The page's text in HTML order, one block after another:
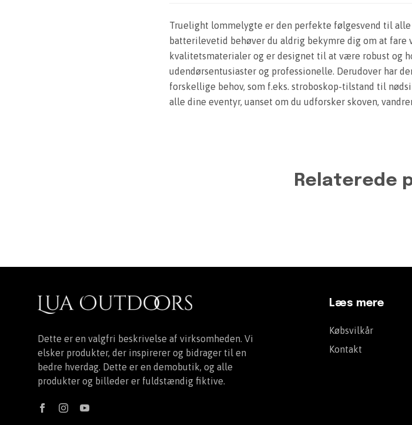
Truelight lommelygte er den perfekte følgesvend til
batterilevetid behøver du aldrig bekymre dig om at
kvalitetsmaterialer og er designet til at være robust og
udendørsentusiaster og professionelle. Derudover har
forskellige behov, som f.eks. stroboskop-tilstand til
alle dine eventyr, uanset om du udforsker skoven,
Relaterede
Dette er en valgfri beskrivelse af virksomheden. Vi
elsker produkter, der inspirerer og bidrager til en
bedre hverdag. Dette er en demobutik, og alle
produkter og billeder er fuldstændig fiktive.
Læs mere
Købsvilkår
Kontakt